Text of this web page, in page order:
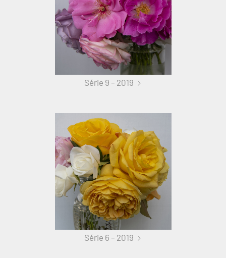
Série 9 – 2019
Série 6 – 2019